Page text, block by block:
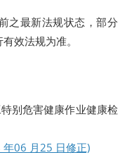
之最新法规状态，部分
效法规为准。
别危害健康作业健康检
06 月25 日修正)